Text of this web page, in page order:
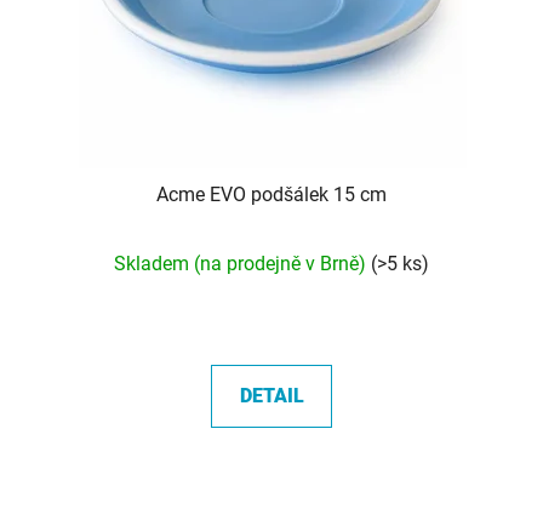
Acme EVO podšálek 15 cm
Skladem (na prodejně v Brně) (>5 ks)
DETAIL